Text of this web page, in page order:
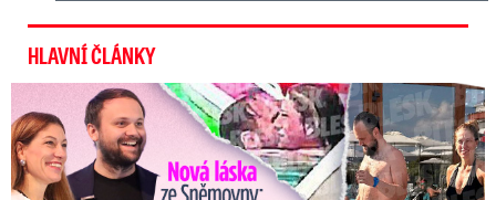
HLAVNÍ ČLÁNKY
Nová láska ve Sněmovně: Decroix s mladým kolegou z ODS